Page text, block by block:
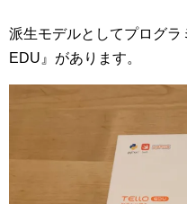
派生モデルとしてプログ
EDU』があります。